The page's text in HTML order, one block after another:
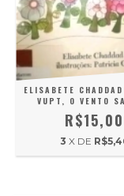
ELISABETE
VUPT, O VENTO
R$15,00
3 X DE